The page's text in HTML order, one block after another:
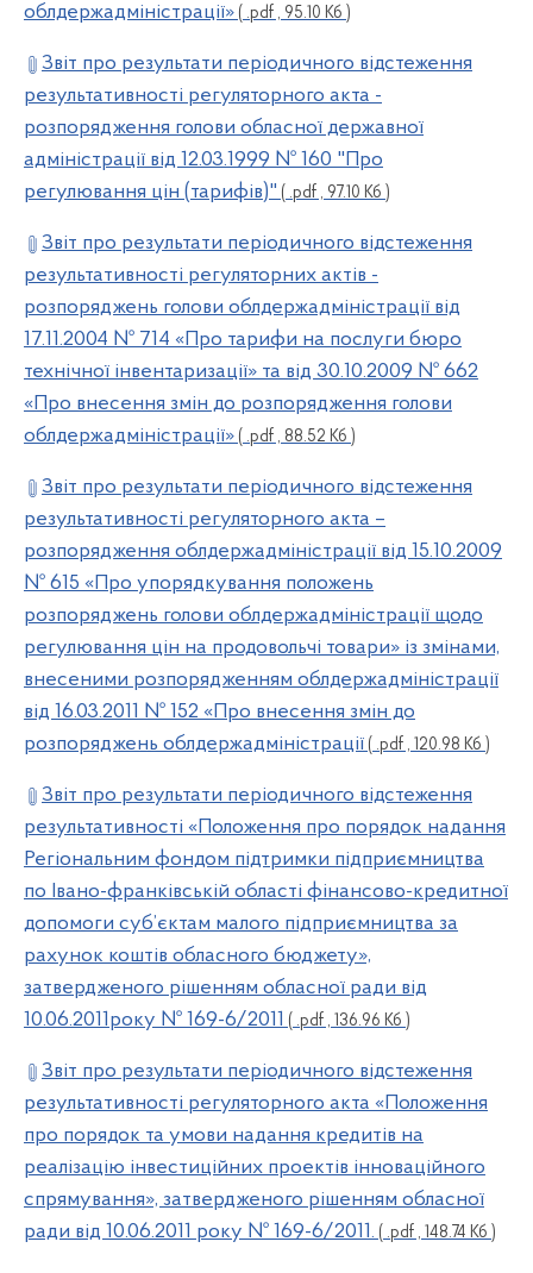
облдержадміністрації» ( .pdf , 95.10 Кб )
Звіт про результати періодичного відстеження
результативності регуляторного акта -
розпорядження голови обласної державної
адміністрації від 12.03.1999 № 160 "Про
регулювання цін (тарифів)" ( .pdf , 97.10 Кб )
Звіт про результати періодичного відстеження
результативності регуляторних актів -
розпоряджень голови облдержадміністрації від
17.11.2004 № 714 «Про тарифи на послуги бюро
технічної інвентаризації» та від 30.10.2009 № 662
«Про внесення змін до розпорядження голови
облдержадміністрації» ( .pdf , 88.52 Кб )
Звіт про результати періодичного відстеження
результативності регуляторного акта –
розпорядження облдержадміністрації від 15.10.2009
№ 615 «Про упорядкування положень
розпоряджень голови облдержадміністрації щодо
регулювання цін на продовольчі товари» із змінами,
внесеними розпорядженням облдержадміністрації
від 16.03.2011 № 152 «Про внесення змін до
розпоряджень облдержадміністрації ( .pdf , 120.98 Кб )
Звіт про результати періодичного відстеження
результативності «Положення про порядок надання
Регіональним фондом підтримки підприємництва
по Івано-франківській області фінансово-кредитної
допомоги суб’єктам малого підприємництва за
рахунок коштів обласного бюджету»,
затвердженого рішенням обласної ради від
10.06.2011року № 169-6/2011 ( .pdf , 136.96 Кб )
Звіт про результати періодичного відстеження
результативності регуляторного акта «Положення
про порядок та умови надання кредитів на
реалізацію інвестиційних проектів інноваційного
спрямування», затвердженого рішенням обласної
ради від 10.06.2011 року № 169-6/2011. ( .pdf , 148.74 Кб )